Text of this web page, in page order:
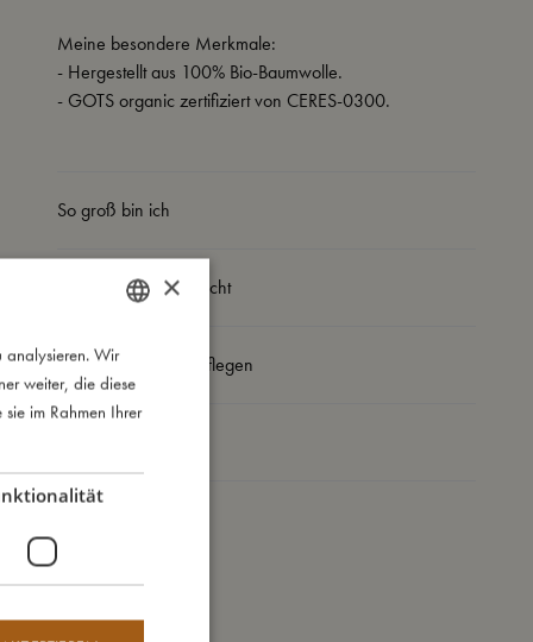
Meine besondere Merkmale:
- Hergestellt aus 100% Bio-Baumwolle.
- GOTS organic zertifiziert von CERES-0300.
So groß bin ich
Daraus bin ich gemacht
So kannst Du mich pflegen
DANISH
ENGLISH
×
analysieren. Wir
weiter, die diese
im Rahmen Ihrer